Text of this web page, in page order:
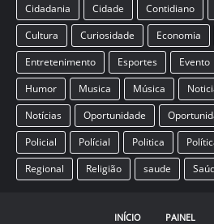
Cidadania Cidade Contidiano
Cultura
Curiosidade Economia
Entretenimento
Esportes Evento
Humor
Musica Música
Notícias
Oportunidade
Policial
Polícial Politica
Regional
Religião saude
INÍCIO PAINEL